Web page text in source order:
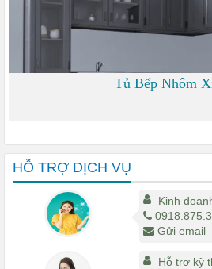
Tủ Bếp Nhôm
0 đ
HỖ TRỢ DỊCH VỤ
Kinh
Gửi email
Hỗ trợ kỹ